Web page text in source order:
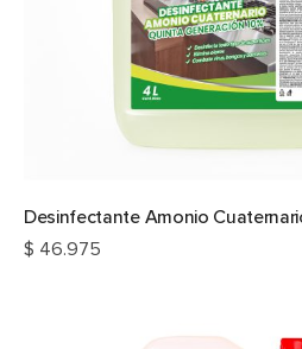
Desinfectante Amonio
$ 46.975